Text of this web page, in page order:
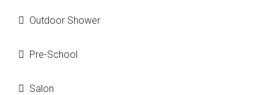
Outdoor Shower
Pre-School
Salon